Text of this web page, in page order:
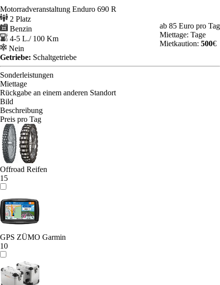
Motorradveranstaltung Enduro 690 R
2 Platz
Benzin
4-5 L./ 100 Km
Nein
Getriebe: Schaltgetriebe
ab 85 Euro pro Tag
Miettage: Tage
Mietkaution: 500€
Sonderleistungen
Miettage
Rückgabe an einem anderen Standort
Bild
Beschreibung
Preis pro Tag
Offroad Reifen
15
GPS ZÜMO Garmin
10